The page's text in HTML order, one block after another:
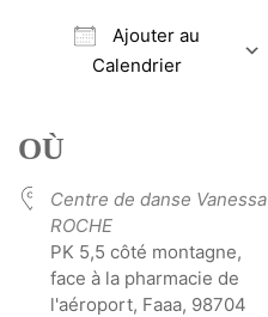
Ajouter au
Calendrier
OÙ
Centre de danse Vanessa
ROCHE
PK 5,5 côté montagne,
face à la pharmacie de
l'aéroport, Faaa, 98704